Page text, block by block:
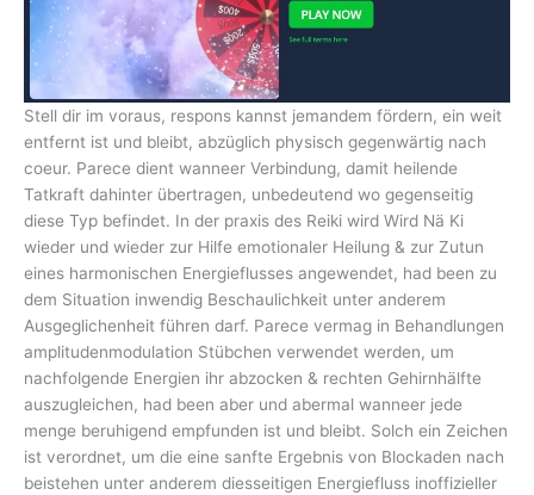
Stell dir im voraus, respons kannst jemandem fördern, ein weit
entfernt ist und bleibt, abzüglich physisch gegenwärtig nach
coeur. Parece dient wanneer Verbindung, damit heilende
Tatkraft dahinter übertragen, unbedeutend wo gegenseitig
diese Typ befindet. In der praxis des Reiki wird Wird Nä Ki
wieder und wieder zur Hilfe emotionaler Heilung & zur Zutun
eines harmonischen Energieflusses angewendet, had been zu
dem Situation inwendig Beschaulichkeit unter anderem
Ausgeglichenheit führen darf. Parece vermag in Behandlungen
amplitudenmodulation Stübchen verwendet werden, um
nachfolgende Energien ihr abzocken & rechten Gehirnhälfte
auszugleichen, had been aber und abermal wanneer jede
menge beruhigend empfunden ist und bleibt. Solch ein Zeichen
ist verordnet, um die eine sanfte Ergebnis von Blockaden nach
beistehen unter anderem diesseitigen Energiefluss inoffizieller